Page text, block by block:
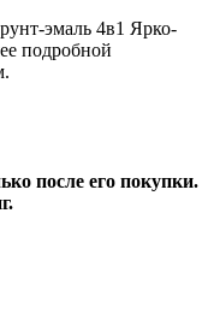
эмаль 4в1 Ярко-
подробной
после его покупки.